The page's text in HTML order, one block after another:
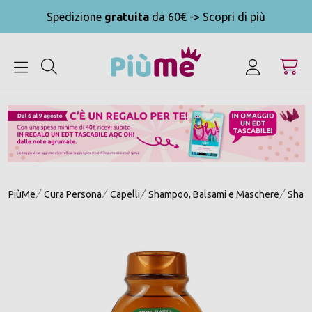
Spedizione gratuita da 60€ -> Scopri di più
PiùMe Cura Persona Capelli Shampoo, Balsami e Maschere